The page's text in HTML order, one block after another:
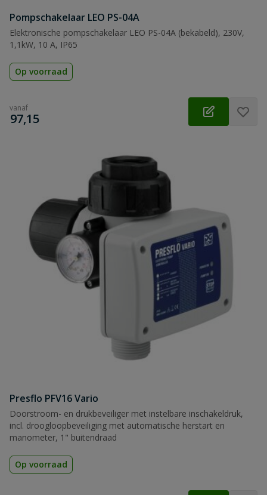
Pompschakelaar LEO PS-04A
Elektronische pompschakelaar LEO PS-04A (bekabeld), 230V,
1,1kW, 10 A, IP65
Op voorraad
vanaf
€
97,15
Presflo PFV16 Vario
Doorstroom- en drukbeveiliger met instelbare inschakeldruk,
incl. droogloopbeveiliging met automatische herstart en
manometer, 1" buitendraad
Op voorraad